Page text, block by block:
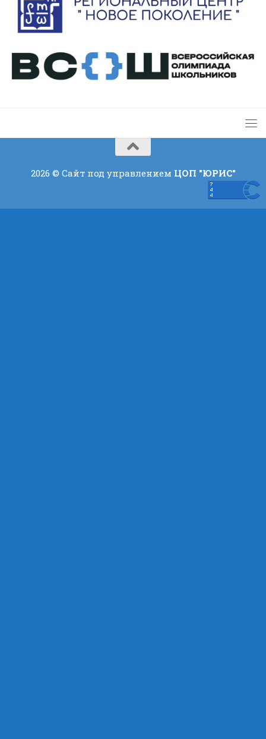
2026 © Сайт под управлением ЦОП "ЮРИС"